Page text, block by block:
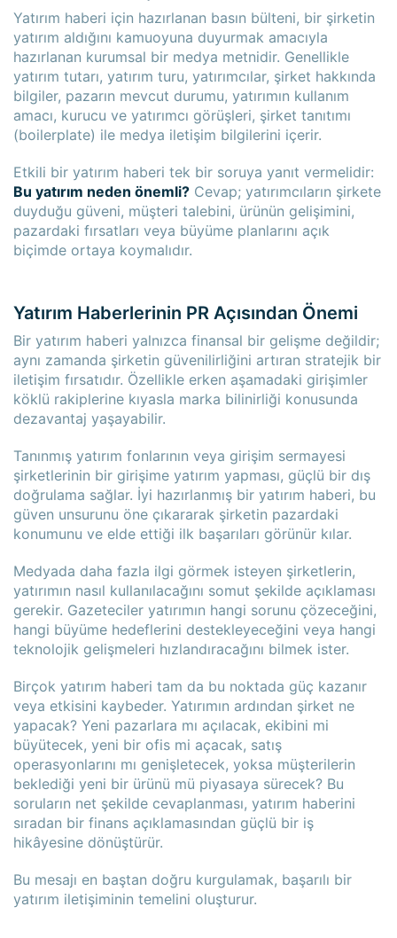
Yatırım haberi için hazırlanan basın bülteni, bir şirketin
yatırım aldığını kamuoyuna duyurmak amacıyla
hazırlanan kurumsal bir medya metnidir. Genellikle
yatırım tutarı, yatırım turu, yatırımcılar, şirket hakkında
bilgiler, pazarın mevcut durumu, yatırımın kullanım
amacı, kurucu ve yatırımcı görüşleri, şirket tanıtımı
(boilerplate) ile medya iletişim bilgilerini içerir.
Etkili bir yatırım haberi tek bir soruya yanıt vermelidir:
Bu yatırım neden önemli? Cevap; yatırımcıların şirkete
duyduğu güveni, müşteri talebini, ürünün gelişimini,
pazardaki fırsatları veya büyüme planlarını açık
biçimde ortaya koymalıdır.
Yatırım Haberlerinin PR Açısından Önemi
Bir yatırım haberi yalnızca finansal bir gelişme değildir;
aynı zamanda şirketin güvenilirliğini artıran stratejik bir
iletişim fırsatıdır. Özellikle erken aşamadaki girişimler
köklü rakiplerine kıyasla marka bilinirliği konusunda
dezavantaj yaşayabilir.
Tanınmış yatırım fonlarının veya girişim sermayesi
şirketlerinin bir girişime yatırım yapması, güçlü bir dış
doğrulama sağlar. İyi hazırlanmış bir yatırım haberi, bu
güven unsurunu öne çıkararak şirketin pazardaki
konumunu ve elde ettiği ilk başarıları görünür kılar.
Medyada daha fazla ilgi görmek isteyen şirketlerin,
yatırımın nasıl kullanılacağını somut şekilde açıklaması
gerekir. Gazeteciler yatırımın hangi sorunu çözeceğini,
hangi büyüme hedeflerini destekleyeceğini veya hangi
teknolojik gelişmeleri hızlandıracağını bilmek ister.
Birçok yatırım haberi tam da bu noktada güç kazanır
veya etkisini kaybeder. Yatırımın ardından şirket ne
yapacak? Yeni pazarlara mı açılacak, ekibini mi
büyütecek, yeni bir ofis mi açacak, satış
operasyonlarını mı genişletecek, yoksa müşterilerin
beklediği yeni bir ürünü mü piyasaya sürecek? Bu
soruların net şekilde cevaplanması, yatırım haberini
sıradan bir finans açıklamasından güçlü bir iş
hikâyesine dönüştürür.
Bu mesajı en baştan doğru kurgulamak, başarılı bir
yatırım iletişiminin temelini oluşturur.